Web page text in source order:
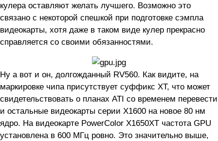
кулера оставляют желать лучшего. Возможно это
связано с некоторой спешкой при подготовке сэмпла
видеокарты, хотя даже в таком виде кулер прекрасно
справляется со своими обязанностями.
Ну а вот и он, долгожданный RV560. Как видите, на
маркировке чипа присутствует суффикс XT, что может
свидетельствовать о планах ATI со временем перевести
и остальные видеокарты серии X1600 на новое 80 нм
ядро. На видеокарте PowerColor X1650XT частота GPU
установлена в 600 МГц ровно. Это значительно выше,